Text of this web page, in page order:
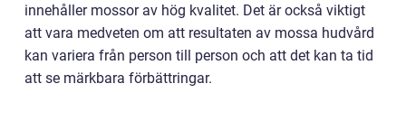
innehåller mossor av hög kvalitet. Det är också viktigt
att vara medveten om att resultaten av mossa hudvård
kan variera från person till person och att det kan ta tid
att se märkbara förbättringar.